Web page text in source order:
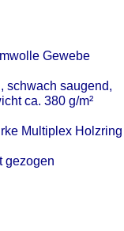
Gewebe
schwach saugend,
ca. 380 g/m²
Multiplex
gezogen